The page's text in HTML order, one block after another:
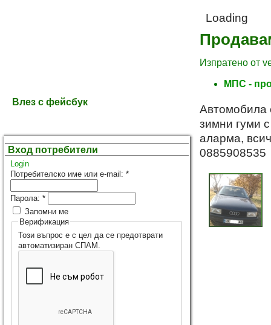
Влез с фейсбук
Вход потребители
Login
Потребителско име или e-mail: *
Парола: *
Запомни ме
Верификация
Този въпрос е с цел да се предотврати
автоматизиран СПАМ.
Loading
Изпратено от
МПС -
Автомобила
зимни гуми
аларма,
0885908535